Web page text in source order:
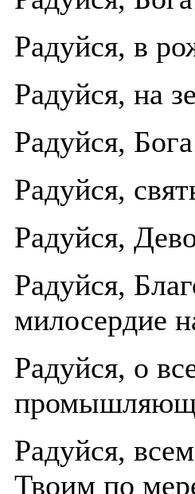
Радуйся, в
Радуйся, на
Радуйся,
Радуйся,
Радуйся,
Радуйся,
милосердие
Радуйся, о
Радуйся,
Твоим по